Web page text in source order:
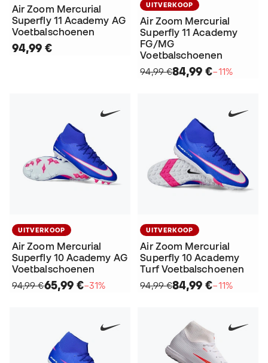
Air Zoom Mercurial
Superfly 11 Academy AG
Voetbalschoenen
94,99 €
UITVERKOOP
Air Zoom Mercurial
Superfly 11 Academy
FG/MG
Voetbalschoenen
94,99 €84,99 €−11%
UITVERKOOP
Air Zoom Mercurial
Superfly 10 Academy AG
Voetbalschoenen
94,99 €65,99 €−31%
UITVERKOOP
Air Zoom Mercurial
Superfly 10 Academy
Turf Voetbalschoenen
94,99 €84,99 €−11%